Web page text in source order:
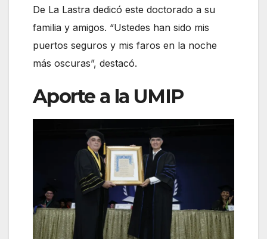
De La Lastra dedicó este doctorado a su
familia y amigos. “Ustedes han sido mis
puertos seguros y mis faros en la noche
más oscuras”, destacó.
Aporte a la UMIP